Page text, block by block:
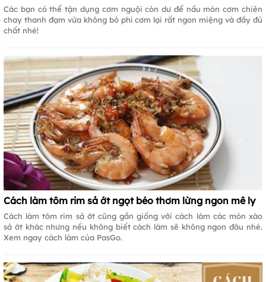
Các bạn có thể tận dụng cơm nguội còn dư để nấu món cơm chiên
chay thanh đạm vừa không bỏ phí cơm lại rất ngon miệng và đầy đủ
chất nhé!
Cách làm tôm rim sả ớt ngọt béo thơm lừng ngon mê ly
Cách làm tôm rim sả ớt cũng gần giống với cách làm các món xào
sả ớt khác nhưng nếu không biết cách làm sẽ không ngon đâu nhé.
Xem ngay cách làm của PasGo.